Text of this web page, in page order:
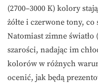
(2700–3000 K) kolory
żółte i czerwone tony,
Natomiast zimne światło
szarości, nadając im
kolorów w różnych
ocenić, jak będą